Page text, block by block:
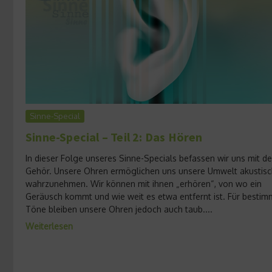
Sinne-Special
Sinne-Special – Teil 2: Das Hören
In dieser Folge unseres Sinne-Specials befassen wir uns mit
Gehör. Unsere Ohren ermöglichen uns unsere Umwelt
wahrzunehmen. Wir können mit ihnen „erhören“, von wo ein
Geräusch kommt und wie weit es etwa entfernt ist. Für
Töne bleiben unsere Ohren jedoch auch taub....
Weiterlesen